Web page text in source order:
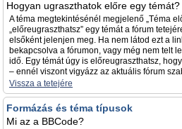
Hogyan ugraszthatok előre egy témát?
A téma megtekintésénél megjelenő „Téma
„előreugraszthatsz” egy témát a fórum
elsőként jelenjen meg. Ha nem látod ezt a
bekapcsolva a fórumon, vagy még nem telt
idő. Egy témát úgy is előreugraszthatsz,
– ennél viszont vigyázz az aktuális fórum
Vissza a tetejére
Formázás és téma típusok
Mi az a BBCode?